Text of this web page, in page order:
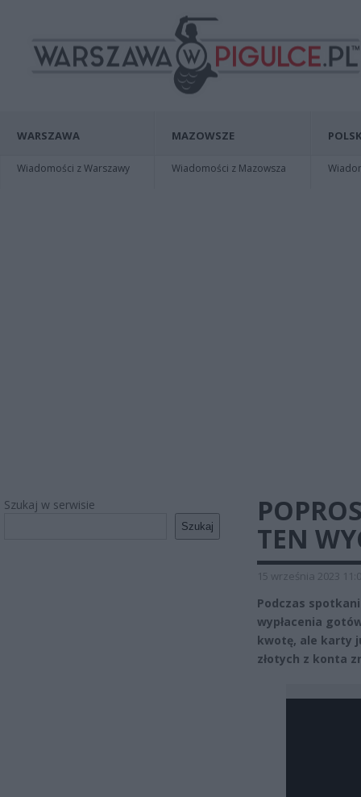
WARSZAWA
Wiadomości z Warszawy
MAZOWSZE
Wiadomości z Mazowsza
Szukaj w serwisie
Szukaj
TEN
15 września 2023
Podczas
wypłacenia
kwotę, ale karty
złotych z konta